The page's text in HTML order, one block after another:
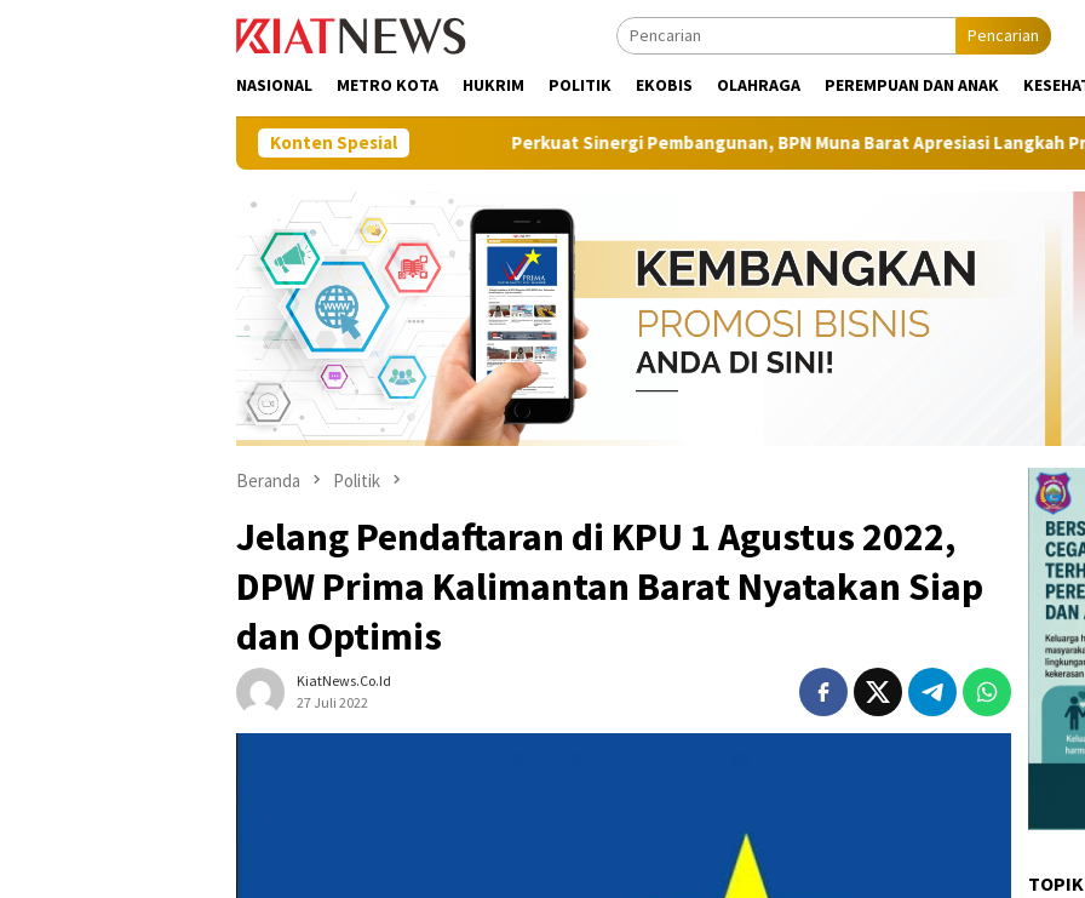
Pencarian
NASIONAL METRO KOTA HUKRIM POLITIK EKOBIS OLAHRAGA PEREMPUAN DAN ANAK
Konten SpesialPerkuat Sinergi Pembangunan, BPN Muna Barat Apresiasi Langkah Proaktif Dinas
Beranda Politik
Jelang Pendaftaran di KPU 1 Agustus 2022,
DPW Prima Kalimantan Barat Nyatakan Siap
dan Optimis
KiatNews.co.id
27 Juli 2022